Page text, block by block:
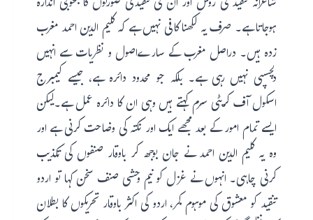
ہوجاتا ہے۔ صرف یہ لکھنا کافی نہیں ہے کہ کلیم الدین احمد مغرب
زدہ ہیں۔ دراصل مغرب کے سارےاصول و نظریات سے انہیں
دلچسپی نہیں رہی ہے۔ بلکہ جو محدود دائرہ ہے، جیسے کیمبرج
اسکول آف کریٹی سزم کہتے ہیں وہی ان کا دائرہ عمل ہے۔لیکن
ایسے تمام امور کے بعد مجھے ایک اور نکتہ کی وضاحت کرنی ہے اور
وہ یہ کلیم الدین احمد نے جان بوجھ کر باوقار صنفوں کی تکذیب
کرنی چاہی۔ انہوں نے غزل کو نیم وحشی صنف سخن کہا تو اردو
تنقید کو معشوق کی موہوم کمر، اردو کی اکثر باوقار تحریکوں کا بطلان